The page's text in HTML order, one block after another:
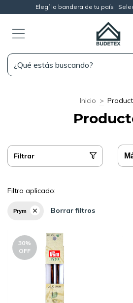
Elegí la bandera de tu país |
Inicio >
Filtrar
Filtro aplicado:
Prym Borrar filtros
30%
OFF